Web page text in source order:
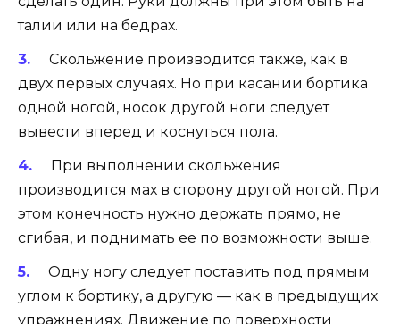
талии или на бедрах.
Скольжение производится также, как в
двух первых случаях. Но при касании бортика
одной ногой, носок другой ноги следует
вывести вперед и коснуться пола.
При выполнении скольжения
производится мах в сторону другой ногой. При
этом конечность нужно держать прямо, не
сгибая, и поднимать ее по возможности выше.
Одну ногу следует поставить под прямым
углом к бортику, а другую — как в предыдущих
упражнениях. Движение по поверхности